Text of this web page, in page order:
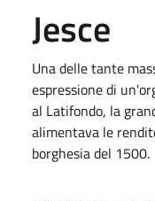
Jesce
Una delle tante
espressione di
al Latifondo, la
alimentava le
borghesia del 1500.